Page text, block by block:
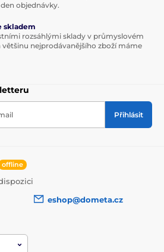
objednávky.
skladem
rozsáhlými sklady v průmyslovém
většinu nejprodávanějšího zboží máme
Přihlásit
offline
eshop@dometa.cz